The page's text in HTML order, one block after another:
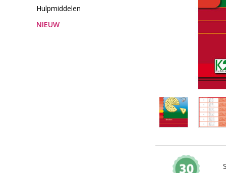
Hulpmiddelen
NIEUW